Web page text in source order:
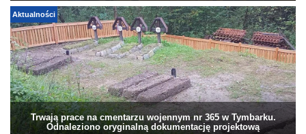
Aktualności
Trwają prace na cmentarzu wojennym nr 365 w Tymbarku.
Odnaleziono oryginalną dokumentację projektową